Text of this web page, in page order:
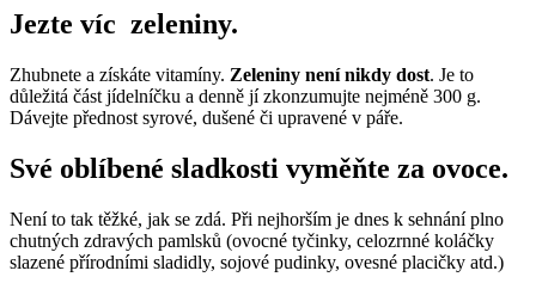
Jezte víc zeleniny.
Zhubnete a získáte vitamíny. Zeleniny není nikdy dost. Je to
důležitá část jídelníčku a denně jí zkonzumujte nejméně 300 g.
Dávejte přednost syrové, dušené či upravené v páře.
Své oblíbené sladkosti vyměňte za ovoce.
Není to tak těžké, jak se zdá. Při nejhorším je dnes k sehnání plno
chutných zdravých pamlsků (ovocné tyčinky, celozrnné koláčky
slazené přírodními sladidly, sojové pudinky, ovesné placičky atd.)